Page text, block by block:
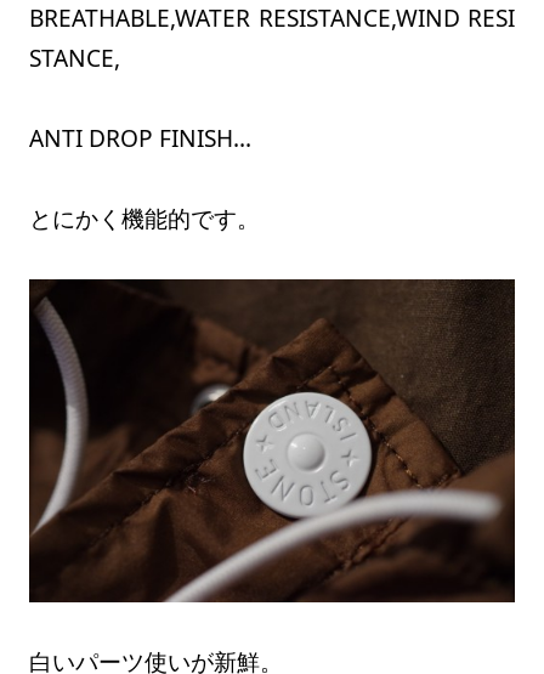
BREATHABLE,WATER RESISTANCE,WIND RESI
STANCE,
ANTI DROP FINISH…
とにかく機能的です。
白いパーツ使いが新鮮。